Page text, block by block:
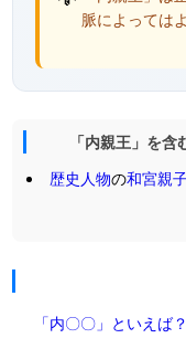
脈によっては
「内親王」を
歴史人物の和宮親
「内〇〇」といえば？